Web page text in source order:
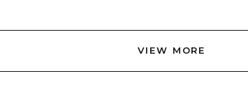
VIEW MORE